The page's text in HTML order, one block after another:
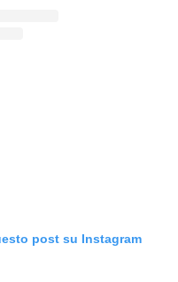
post su Instagram